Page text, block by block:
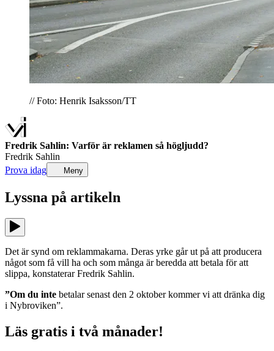
// Foto: Henrik Isaksson/TT
Fredrik Sahlin: Varför är reklamen så högljudd?
Fredrik Sahlin
Prova idag
Meny
Lyssna på artikeln
Det är synd om reklammakarna. Deras yrke går ut på att producera
något som få vill ha och som många är beredda att betala för att
slippa, konstaterar Fredrik Sahlin.
”Om du inte betalar senast den 2 oktober kommer vi att dränka dig
i Nybroviken”.
Läs gratis i två månader!